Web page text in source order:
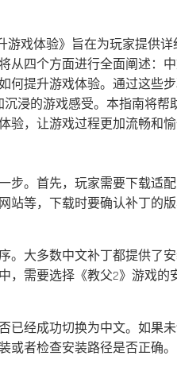
游戏体验》旨在为玩家提供
从四个方面进行全面阐述：
何提升游戏体验。通过这些
沉浸的游戏感受。本指南将
，让游戏过程更加流畅和愉
。首先，玩家需要下载适配
站等，下载时要确认补丁的
。大多数中文补丁都提供了
，需要选择《教父2》游戏的
已经成功切换为中文。如果
或者检查安装路径是否正确。